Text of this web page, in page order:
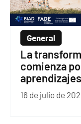
General
La
comienza
16 de julio de